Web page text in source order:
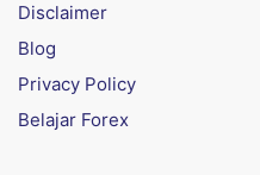
Disclaimer
Blog
Privacy Policy
Belajar Forex